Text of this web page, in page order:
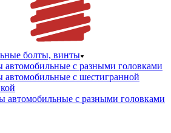
болты, винты
автомобильные с разными головками
автомобильные с шестигранной
автомобильные с разными головками